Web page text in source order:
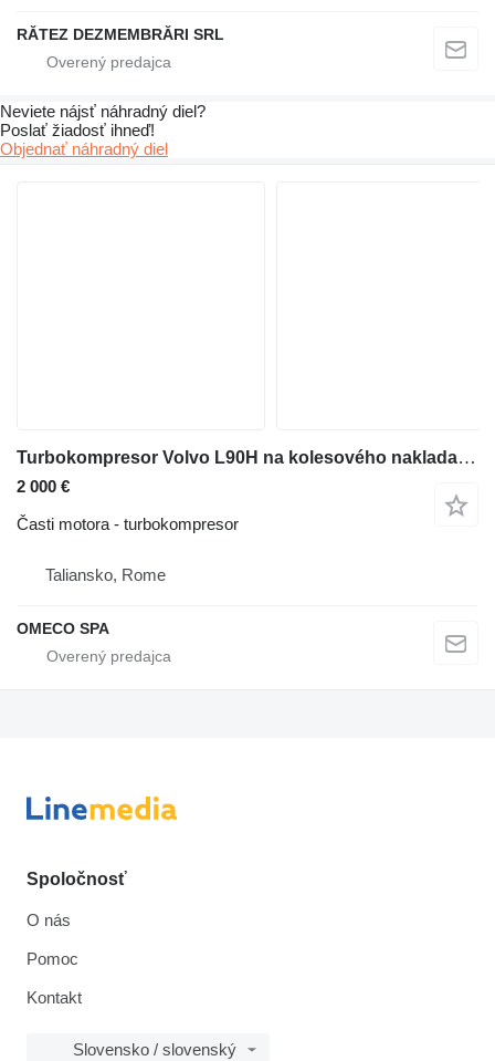
RĂTEZ DEZMEMBRĂRI SRL
Neviete nájsť náhradný diel?
Poslať žiadosť ihneď!
Objednať náhradný diel
Turbokompresor Volvo L90H na kolesového nakladača Volvo L90H
2 000 €
Časti motora - turbokompresor
Taliansko, Rome
OMECO SPA
Spoločnosť
O nás
Pomoc
Kontakt
Slovensko / slovenský